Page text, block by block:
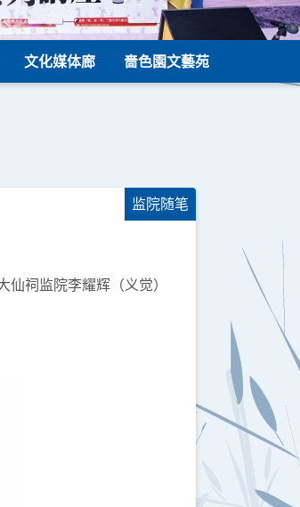
文化媒体廊 嗇色園文藝苑
监院随笔
祠监院李耀辉（义觉）